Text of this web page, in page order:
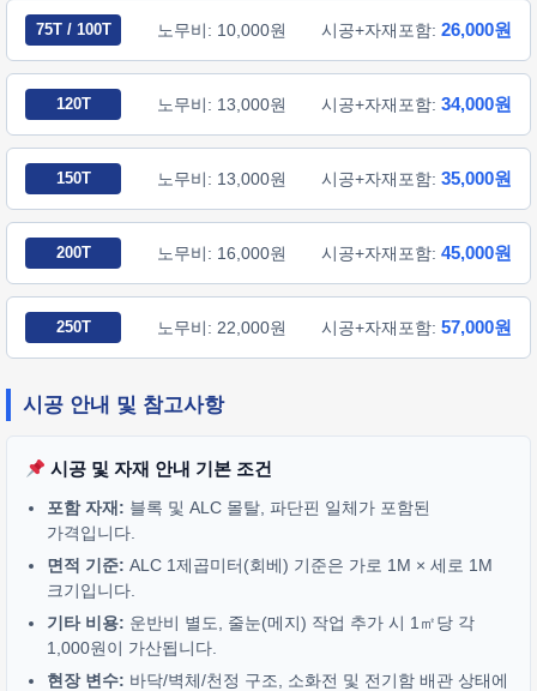
75T / 100T 노무비: 10,000원 시공+자재포함: 26,000원
120T 노무비: 13,000원 시공+자재포함: 34,000원
150T 노무비: 13,000원 시공+자재포함: 35,000원
200T 노무비: 16,000원 시공+자재포함: 45,000원
250T 노무비: 22,000원 시공+자재포함: 57,000원
시공 안내 및 참고사항
시공 및 자재 안내 기본 조건
포함 자재: 블록 및 ALC 몰탈, 파단핀 일체가 포함된
가격입니다.
면적 기준: ALC 1제곱미터(회베) 기준은 가로 1M × 세로 1M
크기입니다.
기타 비용: 운반비 별도, 줄눈(메지) 작업 추가 시 1㎡당 각
1,000원이 가산됩니다.
현장 변수: 바닥/벽체/천정 구조, 소화전 및 전기함 배관 상태에